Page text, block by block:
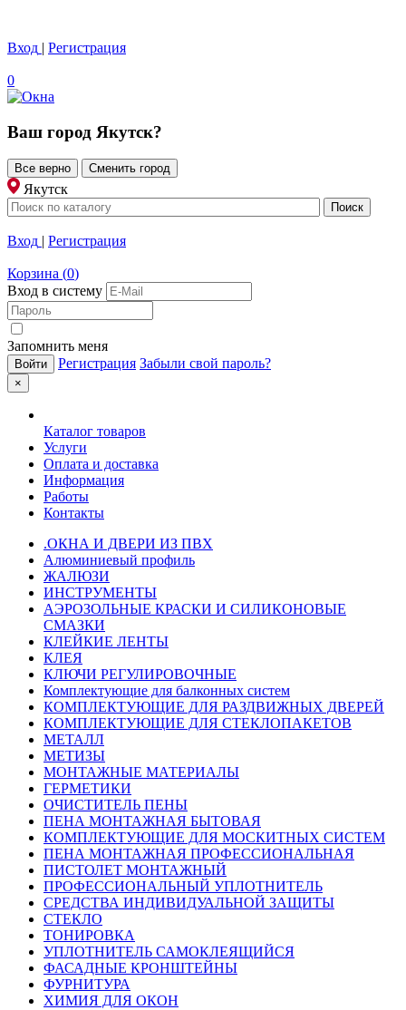
Вход | Регистрация
0
Ваш город Якутск?
Все верно Сменить город
Якутск
Вход | Регистрация
Корзина (0)
Вход в систему
Запомнить меня
Регистрация Забыли свой пароль?
×
Каталог товаров
Услуги
Оплата и доставка
Информация
Работы
Контакты
.ОКНА И ДВЕРИ ИЗ ПВХ
Алюминиевый профиль
ЖАЛЮЗИ
ИНСТРУМЕНТЫ
АЭРОЗОЛЬНЫЕ КРАСКИ И СИЛИКОНОВЫЕ
СМАЗКИ
КЛЕЙКИЕ ЛЕНТЫ
КЛЕЯ
КЛЮЧИ РЕГУЛИРОВОЧНЫЕ
Комплектующие для балконных систем
КОМПЛЕКТУЮЩИЕ ДЛЯ РАЗДВИЖНЫХ ДВЕРЕЙ
КОМПЛЕКТУЮЩИЕ ДЛЯ СТЕКЛОПАКЕТОВ
МЕТАЛЛ
МЕТИЗЫ
МОНТАЖНЫЕ МАТЕРИАЛЫ
ГEPМЕТИКИ
ОЧИСТИТЕЛЬ ПЕНЫ
ПЕНА МОНТАЖНАЯ БЫТОВАЯ
КОМПЛЕКТУЮЩИЕ ДЛЯ МОСКИТНЫХ СИСТЕМ
ПЕНА МОНТАЖНАЯ ПРОФЕССИОНАЛЬНАЯ
ПИСТОЛЕТ МОНТАЖНЫЙ
ПРОФЕССИОНАЛЬНЫЙ УПЛОТНИТЕЛЬ
СРЕДСТВА ИНДИВИДУАЛЬНОЙ ЗАЩИТЫ
СТЕКЛО
ТОНИРОВКА
УПЛОТНИТЕЛЬ САМОКЛЕЯЩИЙСЯ
ФАСАДНЫЕ КРОНШТЕЙНЫ
ФУРНИТУРА
ХИМИЯ ДЛЯ ОКОН